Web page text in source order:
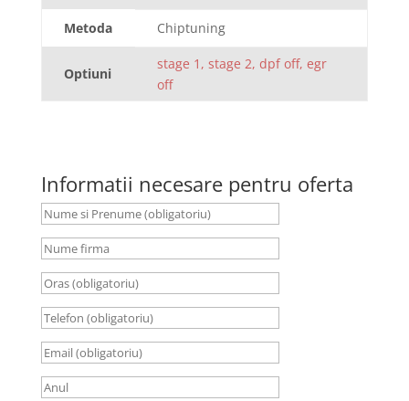
Metoda Chiptuning
Optiuni
stage 1, stage 2, dpf off, egr
off
Informatii necesare pentru oferta